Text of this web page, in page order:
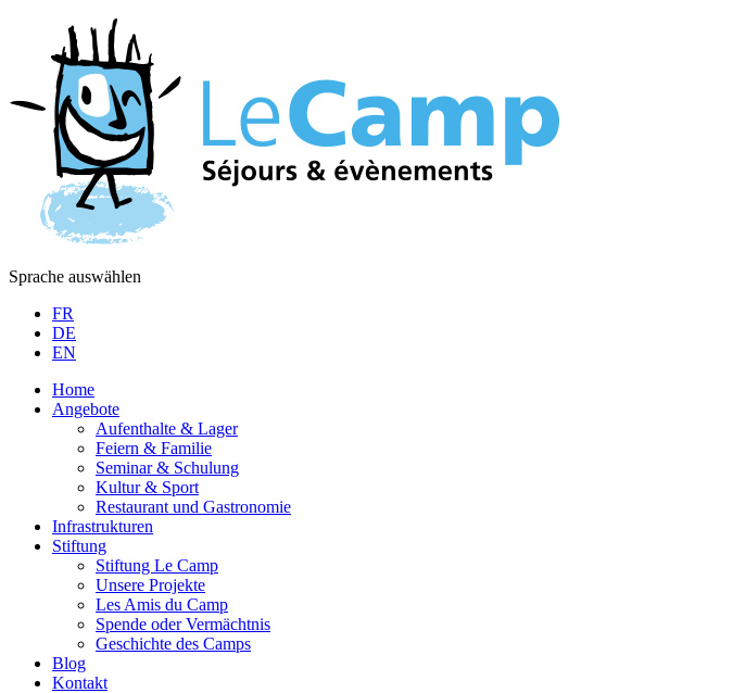
Sprache auswählen
FR
DE
EN
Home
Angebote
Aufenthalte & Lager
Feiern & Familie
Seminar & Schulung
Kultur & Sport
Restaurant und Gastronomie
Infrastrukturen
Stiftung
Stiftung Le Camp
Unsere Projekte
Les Amis du Camp
Spende oder Vermächtnis
Geschichte des Camps
Blog
Kontakt